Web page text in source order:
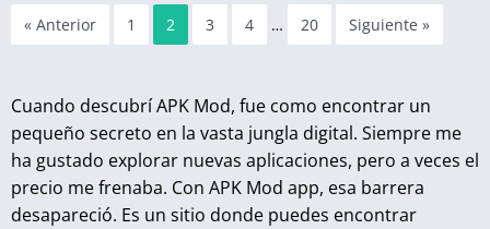
« Anterior 1 2 3 4 … 20 Siguiente »
Cuando descubrí APK Mod, fue como encontrar un
pequeño secreto en la vasta jungla digital. Siempre me
ha gustado explorar nuevas aplicaciones, pero a veces el
precio me frenaba. Con APK Mod app, esa barrera
desapareció. Es un sitio donde puedes encontrar